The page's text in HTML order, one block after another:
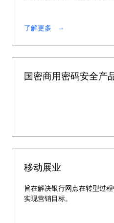
了解更多
国密商用密码安全产
移动展业
旨在解决银行网点在转型过
实现营销目标。